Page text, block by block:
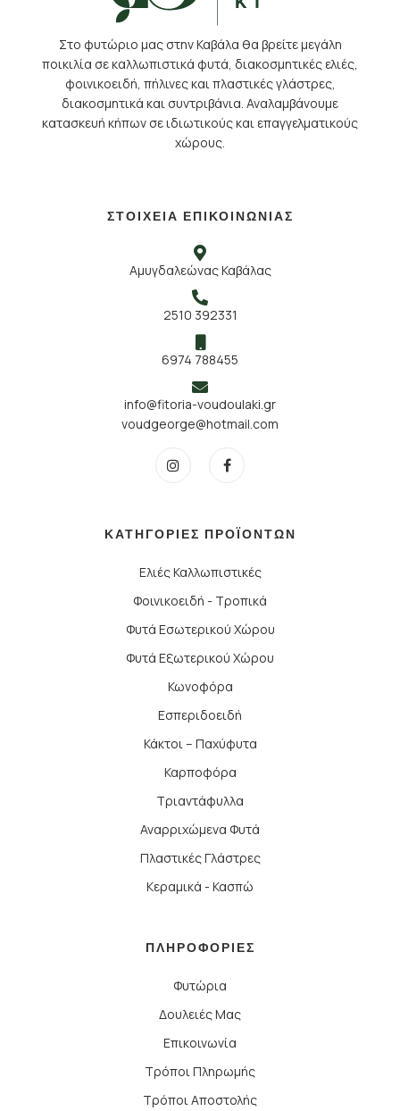
Στο φυτώριο μας στην Καβάλα θα βρείτε μεγάλη
ποικιλία σε καλλωπιστικά φυτά, διακοσμητικές ελιές,
φοινικοειδή, πήλινες και πλαστικές γλάστρες,
διακοσμητικά και συντριβάνια. Αναλαμβάνουμε
κατασκευή κήπων σε ιδιωτικούς και επαγγελματικούς
χώρους.
ΣΤΟΙΧΕΙΑ ΕΠΙΚΟΙΝΩΝΙΑΣ
Αμυγδαλεώνας Καβάλας
2510 392331
6974 788455
info@fitoria-voudoulaki.gr
voudgeorge@hotmail.com
ΚΑΤΗΓΟΡΙΕΣ ΠΡΟΪΟΝΤΩΝ
Ελιές Καλλωπιστικές
Φοινικοειδή - Τροπικά
Φυτά Εσωτερικού Χώρου
Φυτά Εξωτερικού Χώρου
Κωνοφόρα
Εσπεριδοειδή
Κάκτοι – Παχύφυτα
Καρποφόρα
Τριαντάφυλλα
Αναρριχώμενα Φυτά
Πλαστικές Γλάστρες
Κεραμικά - Κασπώ
ΠΛΗΡΟΦΟΡΙΕΣ
Φυτώρια
Δουλειές Μας
Επικοινωνία
Τρόποι Πληρωμής
Τρόποι Αποστολής